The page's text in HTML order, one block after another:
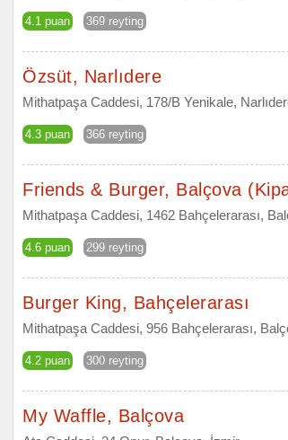
4.1 puan 369 reyting
Özsüt, Narlıdere
Mithatpaşa Caddesi, 178/B Yenikale,
4.3 puan 366 reyting
Friends & Burger, Balçova
Mithatpaşa Caddesi, 1462 Bahçelerarası,
4.6 puan 299 reyting
Burger King, Bahçelerarası
Mithatpaşa Caddesi, 956 Bahçelerarası,
4.2 puan 300 reyting
My Waffle, Balçova